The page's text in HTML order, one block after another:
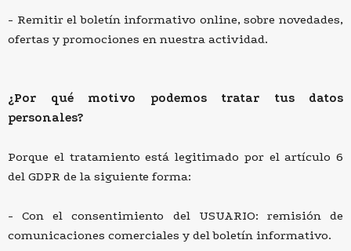
Remitir el boletín informativo online, sobre novedades,
ofertas y promociones en nuestra actividad.
¿Por qué motivo podemos tratar tus datos
personales?
Porque el tratamiento está legitimado por el artículo 6
del GDPR de la siguiente forma:
Con el consentimiento del USUARIO: remisión de
comunicaciones comerciales y del boletín informativo.